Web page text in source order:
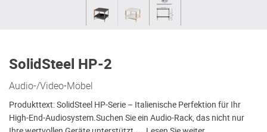
SolidSteel HP-2
Audio-/Video-Möbel
Produkttext: SolidSteel HP-Serie – Italienische Perfektion für Ihr
High-End-Audiosystem.Suchen Sie ein Audio-Rack, das nicht nur